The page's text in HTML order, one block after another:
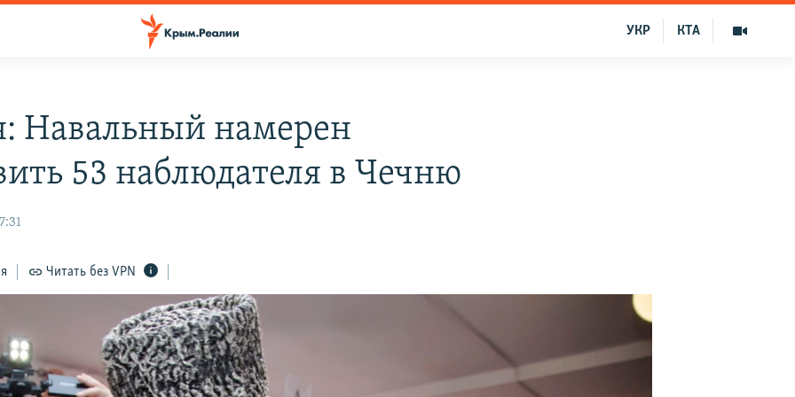
КТА
УКР
Навальный намерен
53 наблюдателя в Чечню
Читать без VPN